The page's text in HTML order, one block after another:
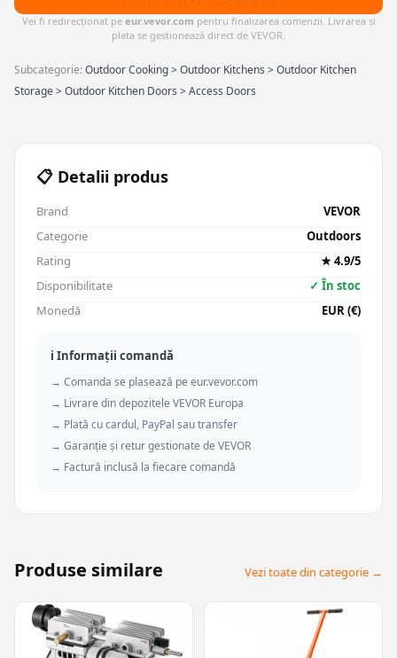
Vei fi redirecționat pe eur.vevor.com pentru finalizarea comenzii. Livrarea și
plata se gestionează direct de VEVOR.
Subcategorie:Outdoor Cooking > Outdoor Kitchens > Outdoor Kitchen
Storage > Outdoor Kitchen Doors > Access Doors
📋 Detalii produs
Brand
VEVOR
Categorie
Outdoors
Rating
★ 4.9/5
Disponibilitate
✓ În stoc
Monedă
EUR (€)
ℹ️ Informații comandă
→ Comanda se plasează pe eur.vevor.com
→ Livrare din depozitele VEVOR Europa
→ Plată cu cardul, PayPal sau transfer
→ Garanție și retur gestionate de VEVOR
→ Factură inclusă la fiecare comandă
Produse similare Vezi toate din categorie →